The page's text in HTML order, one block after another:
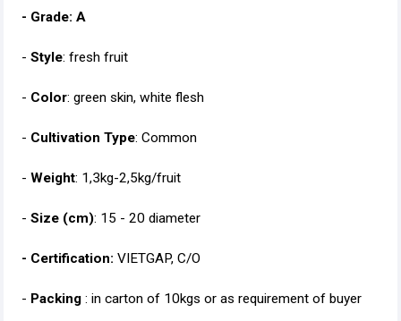
- Grade: A
- Style: fresh fruit
- Color: green skin, white flesh
- Cultivation Type: Common
- Weight: 1,3kg-2,5kg/fruit
- Size (cm): 15 - 20 diameter
- Certification: VIETGAP, C/O
- Packing : in carton of 10kgs or as requirement of buyer